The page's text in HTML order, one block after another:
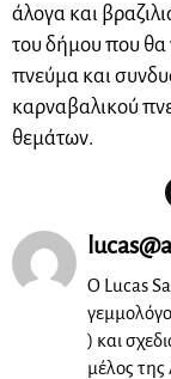
άλογα και
του δήμου που θα
πνεύμα και
καρναβαλικού
θεμάτων.
Ο Lucas
) και
μέλος της